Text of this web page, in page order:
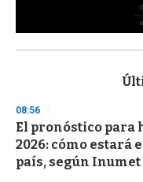
s
d
s
o
f
3
08:56
El pronóstico para
2026: cómo estará
país, según Inumet